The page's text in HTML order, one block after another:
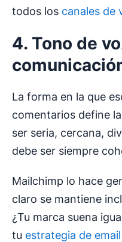
todos los canales de
4. Tono de
La forma en la que
comentarios define
ser seria, cercana,
debe ser siempre
Mailchimp lo hace
claro se mantiene
¿Tu marca suena
tu estrategia de